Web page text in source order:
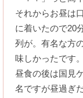
それからお昼は
に着いたので20
列が。有名な方
味しかったです。
昼食の後は国見
名ですが昼過ぎ